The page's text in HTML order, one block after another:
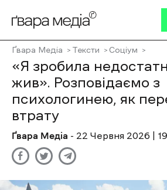
Ґвара Медіа Тексти Соціум
«Я зробила
жив». Розповідаємо з
психологинею, як
втрату
Ґвара Медіа - 22 Червня 2026 |